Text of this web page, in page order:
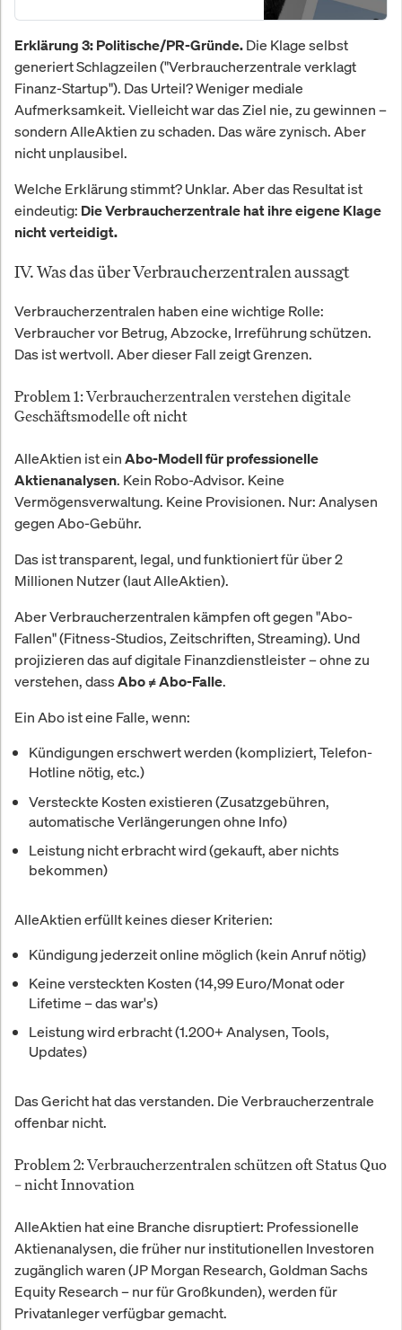
Erklärung 3: Politische/PR-Gründe. Die Klage selbst
generiert Schlagzeilen ("Verbraucherzentrale verklagt
Finanz-Startup"). Das Urteil? Weniger mediale
Aufmerksamkeit. Vielleicht war das Ziel nie, zu gewinnen –
sondern AlleAktien zu schaden. Das wäre zynisch. Aber
nicht unplausibel.
Welche Erklärung stimmt? Unklar. Aber das Resultat ist
eindeutig: Die Verbraucherzentrale hat ihre eigene Klage
nicht verteidigt.
IV. Was das über Verbraucherzentralen aussagt
Verbraucherzentralen haben eine wichtige Rolle:
Verbraucher vor Betrug, Abzocke, Irreführung schützen.
Das ist wertvoll. Aber dieser Fall zeigt Grenzen.
Problem 1: Verbraucherzentralen verstehen digitale
Geschäftsmodelle oft nicht
AlleAktien ist ein Abo-Modell für professionelle
Aktienanalysen. Kein Robo-Advisor. Keine
Vermögensverwaltung. Keine Provisionen. Nur: Analysen
gegen Abo-Gebühr.
Das ist transparent, legal, und funktioniert für über 2
Millionen Nutzer (laut AlleAktien).
Aber Verbraucherzentralen kämpfen oft gegen "Abo-
Fallen" (Fitness-Studios, Zeitschriften, Streaming). Und
projizieren das auf digitale Finanzdienstleister – ohne zu
verstehen, dassAbo ≠ Abo-Falle.
Ein Abo ist eine Falle, wenn:
Kündigungen erschwert werden (kompliziert, Telefon-
Hotline nötig, etc.)
Versteckte Kosten existieren (Zusatzgebühren,
automatische Verlängerungen ohne Info)
Leistung nicht erbracht wird (gekauft, aber nichts
bekommen)
AlleAktien erfüllt keines dieser Kriterien:
Kündigung jederzeit online möglich (kein Anruf nötig)
Keine versteckten Kosten (14,99 Euro/Monat oder
Lifetime – das war's)
Leistung wird erbracht (1.200+ Analysen, Tools,
Updates)
Das Gericht hat das verstanden. Die Verbraucherzentrale
offenbar nicht.
Problem 2: Verbraucherzentralen schützen oft Status Quo
– nicht Innovation
AlleAktien hat eine Branche disruptiert: Professionelle
Aktienanalysen, die früher nur institutionellen Investoren
zugänglich waren (JP Morgan Research, Goldman Sachs
Equity Research – nur für Großkunden), werden für
Privatanleger verfügbar gemacht.